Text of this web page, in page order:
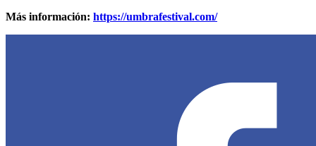
Más información: https://umbrafestival.com/